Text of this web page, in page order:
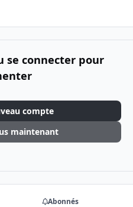
se connecter pour
compte
maintenant
Abonnés